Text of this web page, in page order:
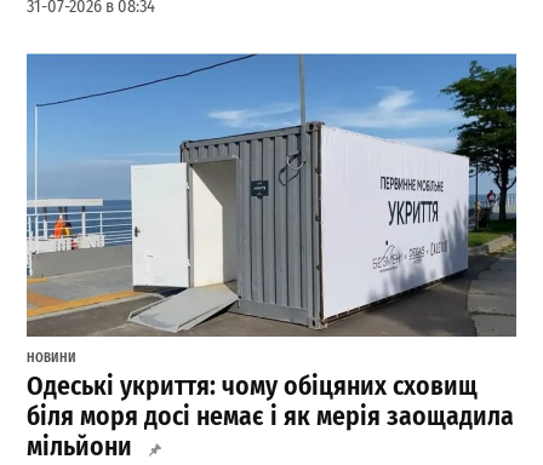
31-07-2026 в 08:34
НОВИНИ
Одеські укриття: чому обіцяних сховищ
біля моря досі немає і як мерія заощадила
мільйони